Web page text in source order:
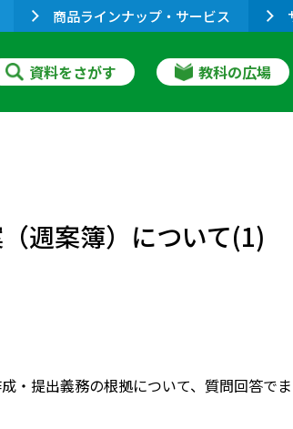
商品ラインナップ・サービス
資料をさがす 教科の広場
週案簿）について(1)
・提出義務の根拠について、質問回答でま